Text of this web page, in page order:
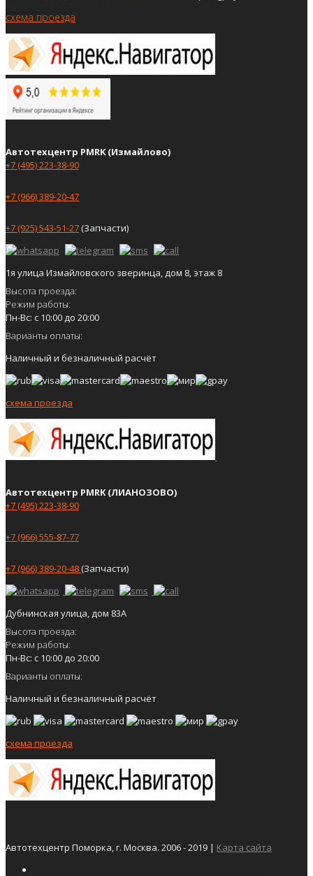
схема проезда
Автотехцентр PMRK (Измайлово)
+7 (495) 223-38-90
+7 (966) 389-20-47
+7 (925) 543-51-27(Запчасти)
1я улица Измайловского зверинца, дом 8, этаж 8
Высота проезда:
Режим работы:
Пн-Вс: с 10:00 до 20:00
Варианты оплаты:
Наличный и безналичный расчёт
схема проезда
Автотехцентр PMRK (ЛИАНОЗОВО)
+7 (495) 223-38-90
+7 (966) 555-87-77
+7 (966) 389-20-48(Запчасти)
Дубнинская улица, дом 83А
Высота проезда:
Режим работы:
Пн-Вс: с 10:00 до 20:00
Варианты оплаты:
Наличный и безналичный расчёт
схема проезда
Автотехцентр Поморка, г. Москва. 2006 - 2019 | Карта сайта